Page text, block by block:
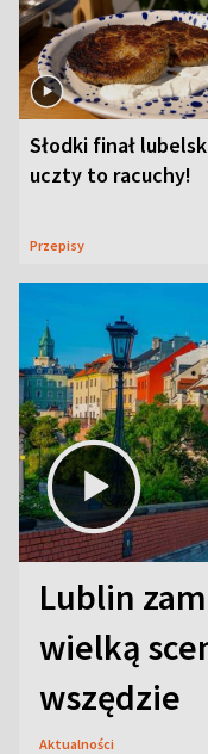
Słodki finał
uczty to racuchy!
Przepisy
Lublin
wielką
wszędzie
Aktualności